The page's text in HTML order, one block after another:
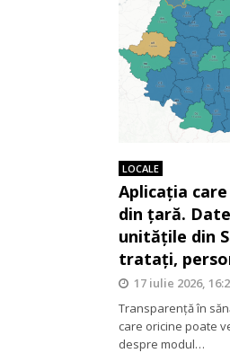
LOCALE
Aplicația
din țară.
unitățile din
tratați,
17 iulie 2026,
Transparență în
care oricine poate
despre modul…